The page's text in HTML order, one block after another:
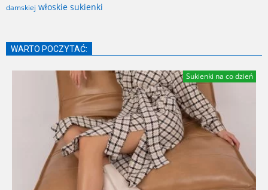
damskiej włoskie sukienki
WARTO POCZYTAĆ:
Sukienki na co dzień